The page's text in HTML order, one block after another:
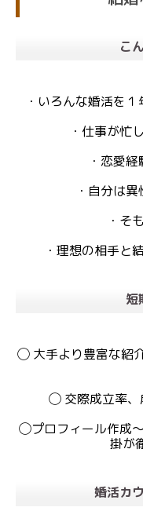
こ
・いろんな婚活を
・仕事が忙
・恋愛
・自分は
・そ
・理想の相手と
短
◯ 大手より豊富な紹
◯ 交際成立率、
◯プロフィール作成
掛が
婚活カ